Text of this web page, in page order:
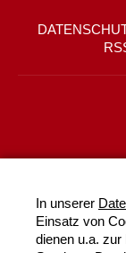
In unserer
Einsatz von
dienen u.a. zur